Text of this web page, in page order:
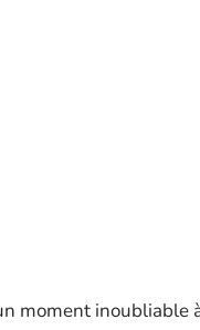
moment inoubliable